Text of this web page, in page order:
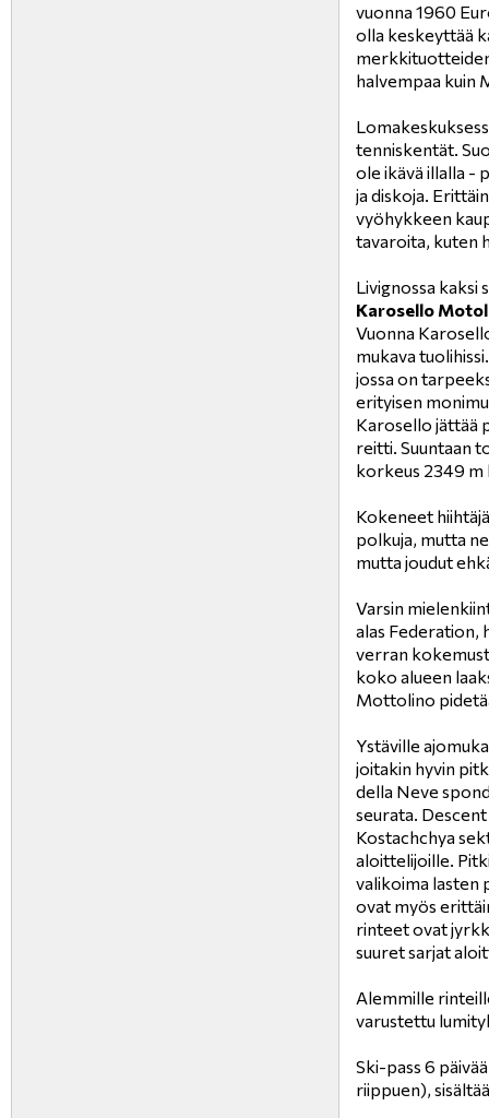
vuonna 1960
olla keskeyttää
halvempaa kuin
tenniskentät.
ole ikävä illalla -
ja diskoja.
vyöhykkeen
tavaroita, kuten
Livignossa kaksi
Karosello
Vuonna
mukava
jossa on
erityisen
Karosello jättää
reitti. Suuntaan
korkeus 2349 m
Kokeneet
polkuja, mutta
mutta joudut
Varsin
alas Federation,
verran
koko alueen
Mottolino
Ystäville
joitakin hyvin
della Neve
seurata.
Kostachchya
aloittelijoille.
valikoima lasten
ovat myös
rinteet ovat
suuret sarjat
Alemmille
varustettu
Ski-pass 6
riippuen),